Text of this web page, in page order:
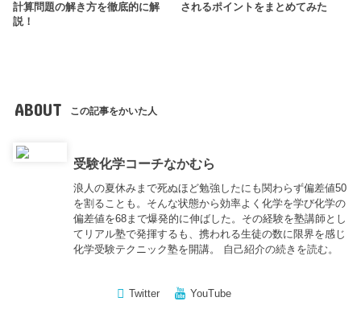
計算問題の解き方を徹底的に解
説！
されるポイントをまとめてみた
ABOUT この記事をかいた人
受験化学コーチなかむら
浪人の夏休みまで死ぬほど勉強したにも関わらず偏差値50
を割ることも。そんな状態から効率よく化学を学び化学の
偏差値を68まで爆発的に伸ばした。その経験を塾講師とし
てリアル塾で発揮するも、携われる生徒の数に限界を感じ
化学受験テクニック塾を開講。 自己紹介の続きを読む。
Twitter YouTube